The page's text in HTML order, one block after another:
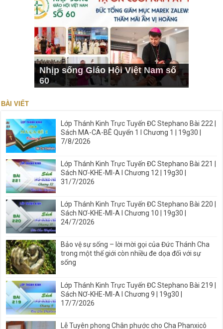
Nhịp sống Giáo Hội Việt Nam số
60
BÀI VIẾT
Lớp Thánh Kinh Trực Tuyến ĐC Stephano Bài 222 |
Sách MA-CA-BÊ Quyển 1 I Chương 1 | 19g30 |
7/8/2026
Lớp Thánh Kinh Trực Tuyến ĐC Stephano Bài 221 |
Sách NƠ-KHE-MI-A I Chương 12 | 19g30 |
31/7/2026
Lớp Thánh Kinh Trực Tuyến ĐC Stephano Bài 220 |
Sách NƠ-KHE-MI-A I Chương 10 | 19g30 |
24/7/2026
Bảo vệ sự sống – lời mời gọi của Đức Thánh Cha
trong một thế giới còn nhiều đe dọa đối với sự
sống
Lớp Thánh Kinh Trực Tuyến ĐC Stephano Bài 219 |
Sách NƠ-KHE-MI-A I Chương 9 | 19g30 |
17/7/2026
Lễ Tuyên phong Chân phước cho Cha Phanxicô